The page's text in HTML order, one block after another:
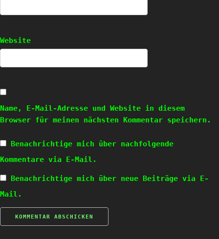
Website
Name, E-Mail-Adresse und Website in diesem
Browser für meinen nächsten Kommentar speichern.
Benachrichtige mich über nachfolgende
Kommentare via E-Mail.
Benachrichtige mich über neue Beiträge via E-
Mail.